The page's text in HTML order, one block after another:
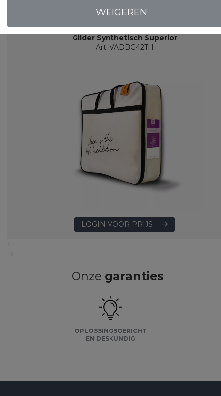
Populaireproducten
Gilder Synthetisch Superior
Art. VADBG42TH
LOGIN VOOR PRIJS
Onze garanties
OPLOSSINGSGERICHT
EN DESKUNDIG
WEIGEREN